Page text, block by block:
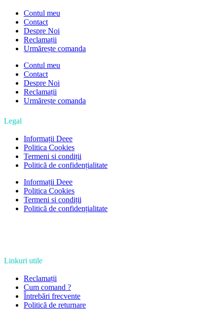
Contul meu
Contact
Despre Noi
Reclamații
Urmărește comanda
Contul meu
Contact
Despre Noi
Reclamații
Urmărește comanda
Legal
Informații Deee
Politica Cookies
Termeni si condiții
Politică de confidențialitate
Informații Deee
Politica Cookies
Termeni si condiții
Politică de confidențialitate
Linkuri utile
Reclamații
Cum comand ?
Întrebări frecvente
Politică de returnare